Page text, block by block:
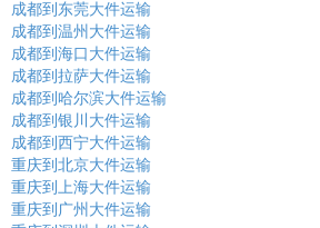
成都到东莞大件运输
成都到温州大件运输
成都到海口大件运输
成都到拉萨大件运输
成都到哈尔滨大件运输
成都到银川大件运输
成都到西宁大件运输
重庆到北京大件运输
重庆到上海大件运输
重庆到广州大件运输